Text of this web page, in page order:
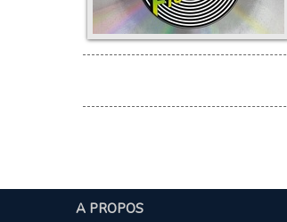
A PROPOS